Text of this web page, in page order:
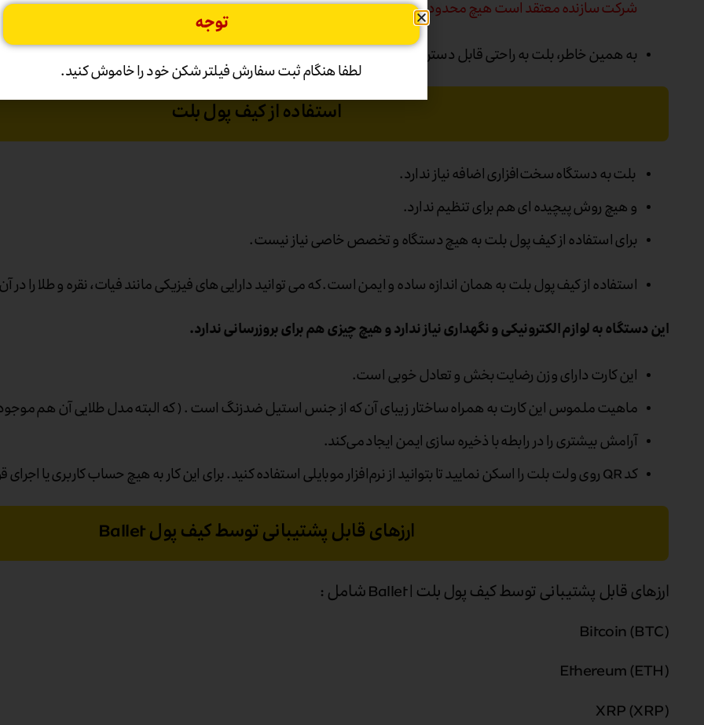
شرکت سازنده معتقد است هیچ محدودیتی نباید برای دسترسی و مدیریت دارایی های رمزنگاری وجود داشته باشد.
به همین خاطر، بلت به راحتی قابل دسترسی است.
استفاده از کیف پول بلت
بلت به دستگاه سخت‌افزاری اضافه نیاز ندارد.
و هیچ روش پیچیده ای هم برای تنظیم ندارد.
برای استفاده از کیف پول بلت به هیچ دستگاه و تخصص خاصی نیاز نیست.
استفاده از کیف پول بلت به همان اندازه ساده و ایمن است. که می توانید دارایی های فیزیکی مانند فیات، نقره و طلا را در آن
این دستگاه به لوازم الکترونیکی و نگهداری نیاز ندارد و هیچ چیزی هم برای بروزرسانی ندارد.
این کارت دارای وزن رضایت بخش و تعادل خوبی است.
ماهیت ملموس این کارت به همراه ساختار زیبای آن که از جنس استیل ضدزنگ است . ( که البته مدل طلایی آن هم
آرامش بیشتری را در رابطه با ذخیره سازی ایمن ایجاد می‌کند.
کد QR روی ولت بلت را اسکن نمایید تا بتوانید از نرم‌افزار موبایلی استفاده کنید. برای این کار به هیچ حساب کاربری یا اجرای قوانین KYC نیاز نیست.
ارزهای قابل پشتیبانی توسط کیف پول Ballet
ارزهای قابل پشتیبانی توسط کیف پول بلت | Ballet شامل :
Bitcoin (BTC)
Ethereum (ETH)
XRP (XRP)
توجه
لطفا هنگام ثبت سفارش فیلتر شکن خود را خاموش کنید.